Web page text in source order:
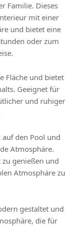
Familie. Dieses
mit einer
und bietet eine
oder zum
Fläche und bietet
Geeignet für
und ruhiger
den Pool und
Atmosphäre.
genießen und
Atmosphäre zu
gestaltet und
die für